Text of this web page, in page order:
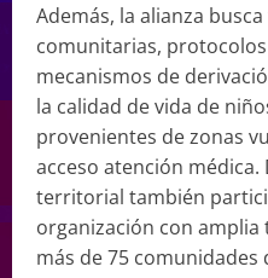
Además, la alianza
comunitarias,
mecanismos de
la calidad de vida de
provenientes de zonas
acceso atención
territorial también
organización con
más de 75 comunidades